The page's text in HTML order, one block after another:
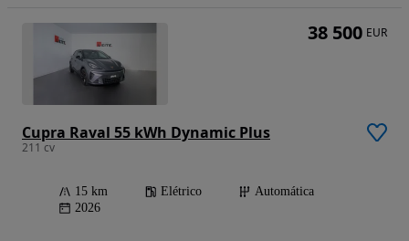
Cupra Raval 55 kWh Dynamic Plus
211 cv
15 km Elétrico
Automática
2026
38 500 EUR